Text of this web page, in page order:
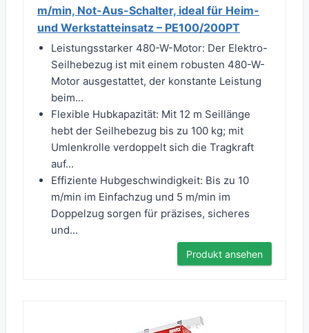
m/min, Not-Aus-Schalter, ideal für Heim-
und Werkstatteinsatz – PE100/200PT
Leistungsstarker 480-W-Motor: Der Elektro-
Seilhebezug ist mit einem robusten 480-W-
Motor ausgestattet, der konstante Leistung
beim...
Flexible Hubkapazität: Mit 12 m Seillänge
hebt der Seilhebezug bis zu 100 kg; mit
Umlenkrolle verdoppelt sich die Tragkraft
auf...
Effiziente Hubgeschwindigkeit: Bis zu 10
m/min im Einfachzug und 5 m/min im
Doppelzug sorgen für präzises, sicheres
und...
Produkt ansehen